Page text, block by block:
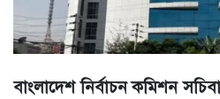
বাংলাদেশ নির্বাচন কমিশন